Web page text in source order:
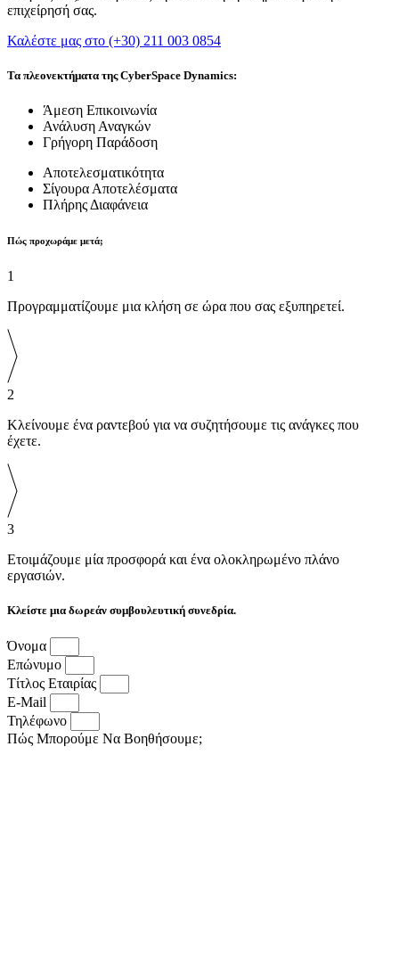
επιχείρησή σας.
Καλέστε μας στο (+30) 211 003 0854
Τα πλεονεκτήματα της CyberSpace Dynamics:
Άμεση Επικοινωνία
Ανάλυση Αναγκών
Γρήγορη Παράδοση
Αποτελεσματικότητα
Σίγουρα Αποτελέσματα
Πλήρης Διαφάνεια
Πώς προχωράμε μετά;
1
Προγραμματίζουμε μια κλήση σε ώρα που σας εξυπηρετεί.
2
Κλείνουμε ένα ραντεβού για να συζητήσουμε τις ανάγκες που
έχετε.
3
Ετοιμάζουμε μία προσφορά και ένα ολοκληρωμένο πλάνο
εργασιών.
Κλείστε μια δωρεάν συμβουλευτική συνεδρία.
Όνομα
Επώνυμο
Τίτλος Εταιρίας
E-Mail
Τηλέφωνο
Πώς Μπορούμε Να Βοηθήσουμε;